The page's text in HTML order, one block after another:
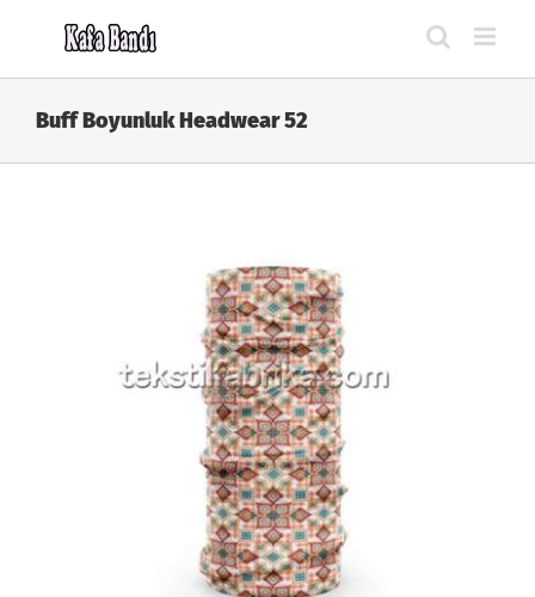
Buff Boyunluk Headwear 52